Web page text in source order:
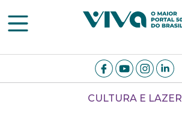
CULTURA E LAZER